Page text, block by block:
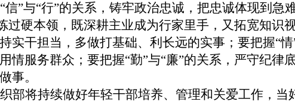
“信”与“行”的关系，铸牢政治忠诚，把忠诚体现到急
过硬本领，既深耕主业成为行家里手，又拓宽知识
实干担当，多做打基础、利长远的实事；要把握“
情服务群众；要把握“勤”与“廉”的关系，严守纪律
事。
部将持续做好年轻干部培养、管理和关爱工作，当